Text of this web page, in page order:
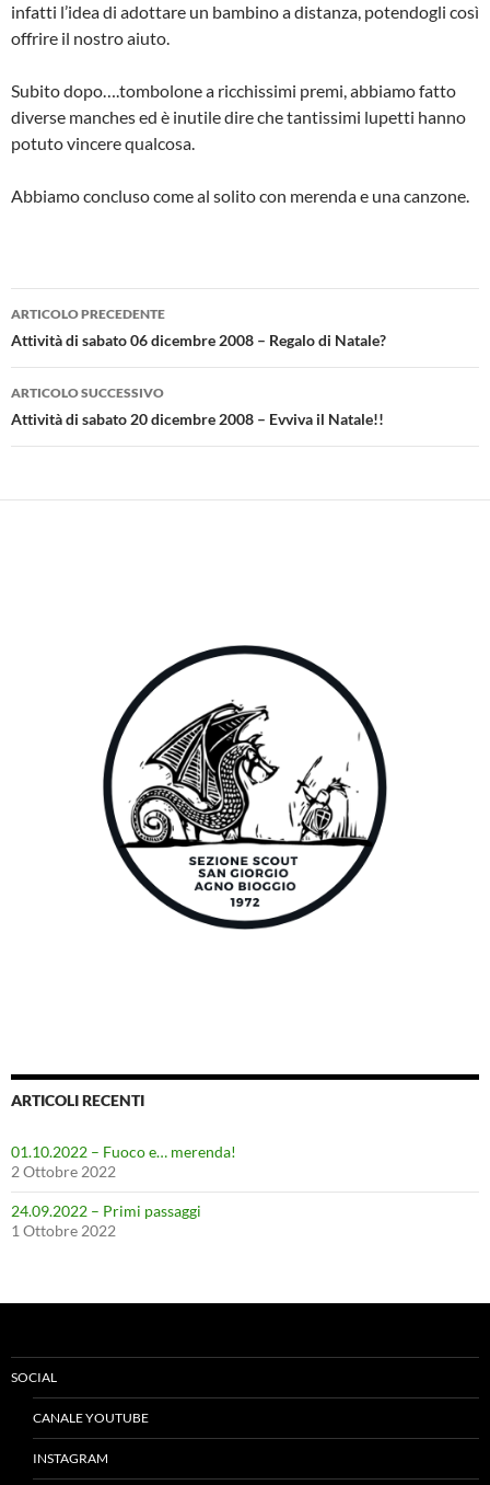
infatti l’idea di adottare un bambino a distanza, potendogli così
offrire il nostro aiuto.
Subito dopo….tombolone a ricchissimi premi, abbiamo fatto
diverse manches ed è inutile dire che tantissimi lupetti hanno
potuto vincere qualcosa.
Abbiamo concluso come al solito con merenda e una canzone.
Navigazione
articolo
ARTICOLO PRECEDENTE
Attività di sabato 06 dicembre 2008 – Regalo di Natale?
ARTICOLO SUCCESSIVO
Attività di sabato 20 dicembre 2008 – Evviva il Natale!!
ARTICOLI RECENTI
01.10.2022 – Fuoco e… merenda!
2 Ottobre 2022
24.09.2022 – Primi passaggi
1 Ottobre 2022
SOCIAL
CANALE YOUTUBE
INSTAGRAM